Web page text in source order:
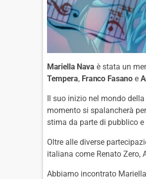
Mariella Nava è stata un
Tempera, Franco Fasanoe
Il suo inizio nel mondo
momento si spalancherà
stima da parte di pubblico
Oltre alle diverse
italiana come Renato Zero,
Abbiamo incontrato